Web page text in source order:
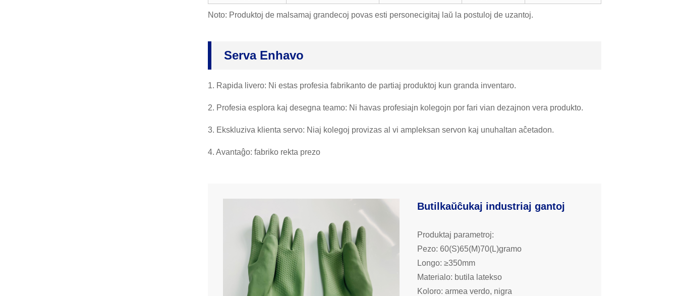
Noto: Produktoj de malsamaj grandecoj povas esti personecigitaj laŭ la postuloj de uzantoj.
Serva Enhavo
1. Rapida livero: Ni estas profesia fabrikanto de partiaj produktoj kun granda inventaro.
2. Profesia esplora kaj desegna teamo: Ni havas profesiajn kolegojn por fari vian dezajnon vera produkto.
3. Ekskluziva klienta servo: Niaj kolegoj provizas al vi ampleksan servon kaj unuhaltan aĉetadon.
4. Avantaĝo: fabriko rekta prezo
Butilkaŭĉukaj industriaj gantoj
Produktaj parametroj:
Pezo: 60(S)65(M)70(L)gramo
Longo: ≥350mm
Materialo: butila latekso
Koloro: armea verdo, nigra